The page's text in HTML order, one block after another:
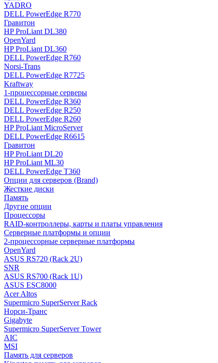
YADRO
DELL PowerEdge R770
Гравитон
HP ProLiant DL380
OpenYard
HP ProLiant DL360
DELL PowerEdge R760
Norsi-Trans
DELL PowerEdge R7725
Kraftway
1-процессорные серверы
DELL PowerEdge R360
DELL PowerEdge R250
DELL PowerEdge R260
HP ProLiant MicroServer
DELL PowerEdge R6615
Гравитон
HP ProLiant DL20
HP ProLiant ML30
DELL PowerEdge T360
Опции для серверов (Brand)
Жесткие диски
Память
Другие опции
Процессоры
RAID-контроллеры, карты и платы управления
Серверные платформы и опции
2-процессорные серверные платформы
OpenYard
ASUS RS720 (Rack 2U)
SNR
ASUS RS700 (Rack 1U)
ASUS ESC8000
Acer Altos
Supermicro SuperServer Rack
Норси-Транс
Gigabyte
Supermicro SuperServer Tower
AIC
MSI
Память для серверов